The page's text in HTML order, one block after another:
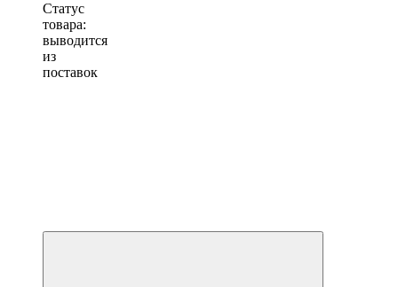
Статус
товара:
выводится
из
поставок